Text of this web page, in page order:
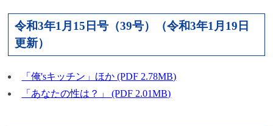
令和3年1月15日号（39号）（令和3年1月19日
更新）
「俺'sキッチン」ほか (PDF 2.78MB)
「あなたの性は？」 (PDF 2.01MB)